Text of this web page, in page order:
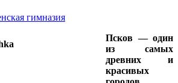
гимназия
Псков — один
из самых
древних и
красивых